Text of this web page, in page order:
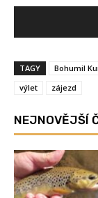
TAGY Bohumil
výlet
zájezd
NEJNOVĚJŠÍ